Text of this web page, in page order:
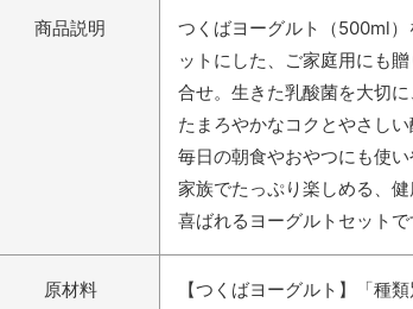
商品説明
つくばヨーグルト（500ml
ットにした、ご家庭用にも
合せ。生きた乳酸菌を大切
たまろやかなコクとやさしい
毎日の朝食やおやつにも使
家族でたっぷり楽しめる、
喜ばれるヨーグルトセットで
原材料
【つくばヨーグルト】「種